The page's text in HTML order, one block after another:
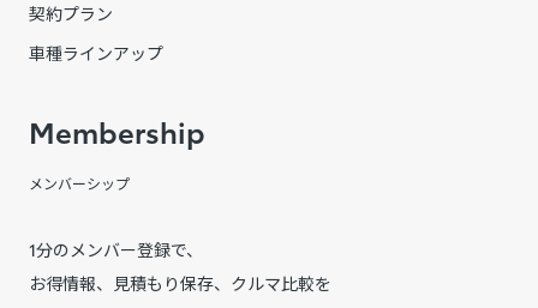
契約プラン
車種ラインアップ
Membership
メンバーシップ
1分のメンバー登録で、
お得情報、見積もり保存、クルマ比較を